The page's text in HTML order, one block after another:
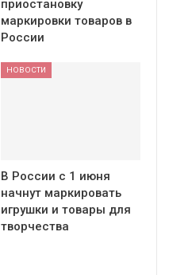
приостановку
маркировки товаров в
России
НОВОСТИ
В России с 1 июня
начнут маркировать
игрушки и товары для
творчества